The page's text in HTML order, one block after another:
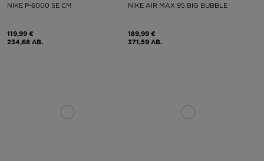
NIKE P-6000 SE CM
119,99 €
234,68 ЛВ.
NIKE AIR MAX 95 BIG BUBBLE
189,99 €
371,59 ЛВ.